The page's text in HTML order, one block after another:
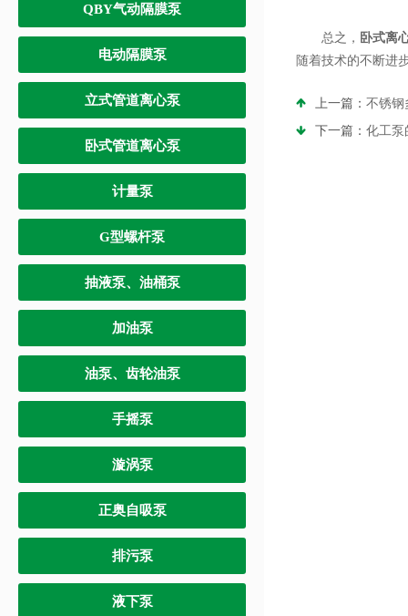
QBY气动隔膜泵
电动隔膜泵
立式管道离心泵
卧式管道离心泵
计量泵
G型螺杆泵
抽液泵、油桶泵
加油泵
油泵、齿轮油泵
手摇泵
漩涡泵
正奥自吸泵
排污泵
液下泵
总之， 卧式离
随着技术的不断进
上一篇： 不锈钢
下一篇： 化工泵